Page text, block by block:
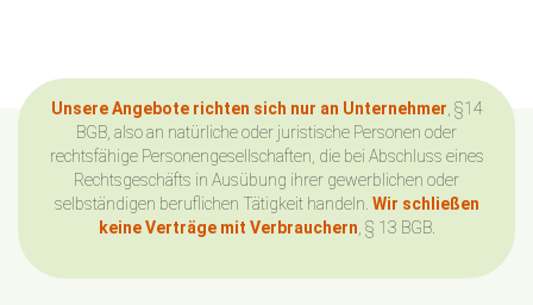
Unsere Angebote richten sich nur an Unternehmer , §14
BGB, also an natürliche oder juristische Personen oder
rechtsfähige Personengesellschaften, die bei Abschluss eines
Rechtsgeschäfts in Ausübung ihrer gewerblichen oder
selbständigen beruflichen Tätigkeit handeln. Wir schließen
keine Verträge mit Verbrauchern , § 13 BGB.